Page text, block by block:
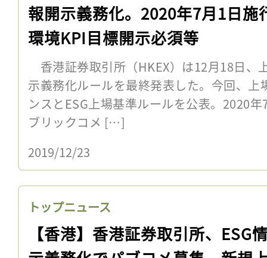
報開示義務化。2020年7月1日施
環境KPI目標開示必須等
香港証券取引所（HKEX）は12月18日、
示義務化ルールを最終発表した。今回、上
ンスとESG上場基準ルールを公表。2020
ブリックコメ […]
2019/12/23
トップニュース
【香港】香港証券取引所、ESG